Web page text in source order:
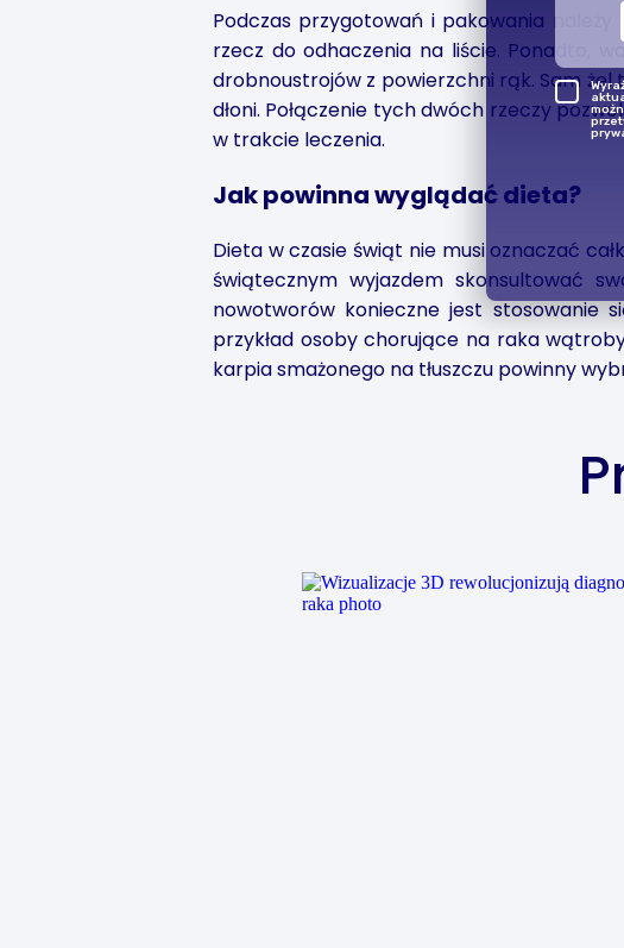
Podczas przygotowań i pakowania
rzecz do odhaczenia na liście. Ponadto,
drobnoustrojów z powierzchni rąk. Sam
dłoni. Połączenie tych dwóch rzeczy
w trakcie leczenia.
Jak powinna wyglądać dieta?
Dieta w czasie świąt nie musi oznaczać
świątecznym wyjazdem skonsultować
nowotworów konieczne jest stosowanie
przykład osoby chorujące na raka
karpia smażonego na tłuszczu powinny